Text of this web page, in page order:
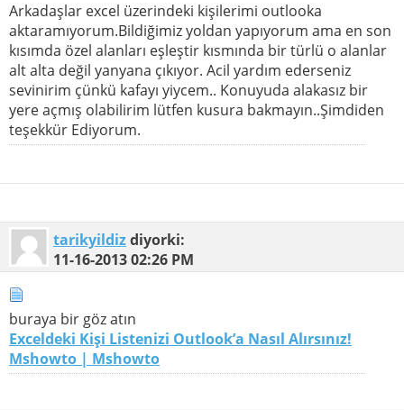
Arkadaşlar excel üzerindeki kişilerimi outlooka
aktaramıyorum.Bildiğimiz yoldan yapıyorum ama en son
kısımda özel alanları eşleştir kısmında bir türlü o alanlar
alt alta değil yanyana çıkıyor. Acil yardım ederseniz
sevinirim çünkü kafayı yiycem.. Konuyuda alakasız bir
yere açmış olabilirim lütfen kusura bakmayın..Şimdiden
teşekkür Ediyorum.
tarikyildizdiyorki:
11-16-201302:26 PM
buraya bir göz atın
Exceldeki Kişi Listenizi Outlook’a Nasıl Alırsınız!
Mshowto | Mshowto